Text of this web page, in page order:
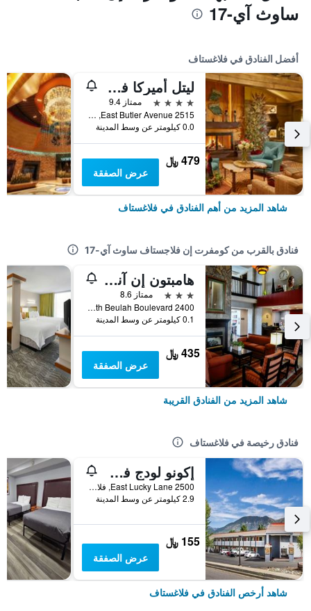
ساوث آي-17
أفضل الفنادق في فلاغستاف
ليتل أميركا فلاجستاف
4 نجوم
ممتاز 9.4
2515 East Butler Avenue, فلاغستاف, AZ, الولايات المتحدة الأميريكية
0.0 كيلومتر عن وسط المدينة
479 ﷼
عرض الصفقة
شاهد المزيد من أهم الفنادق في فلاغستاف
فنادق بالقرب من كومفرت إن فلاجستاف ساوث آي-17
هامبتون إن آند سويتس فلاجستاف
3 نجوم
ممتاز 8.6
2400 South Beulah Boulevard, فلاغستاف, AZ, الولايات المتحدة الأميريكية
0.1 كيلومتر عن وسط المدينة
435 ﷼
عرض الصفقة
شاهد المزيد من الفنادق القريبة
فنادق رخيصة في فلاغستاف
إكونو لودج فلاجستاف إيست آي-40
2500 East Lucky Lane, فلاغستاف, AZ, الولايات المتحدة الأميريكية
2.9 كيلومتر عن وسط المدينة
155 ﷼
عرض الصفقة
شاهد أرخص الفنادق في فلاغستاف